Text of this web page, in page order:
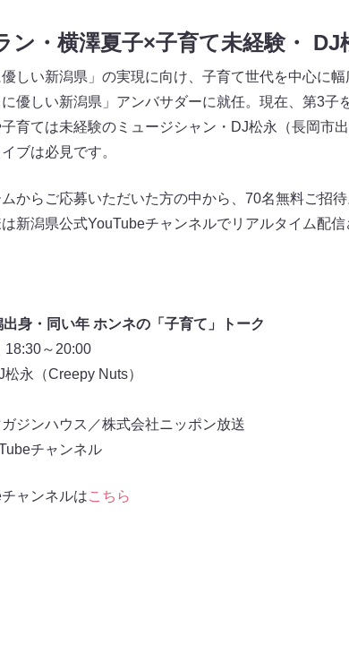
ン・横澤夏子×子育て未経験・ DJ
しい新潟県」の実現に向け、子育て世代を中心に
優しい新潟県」アンバサダーに就任。現在、第3子
育ては未経験のミュージシャン・DJ松永（長岡市
ブは必見です。
からご応募いただいた方の中から、70名無料ご招待
新潟県公式YouTubeチャンネルでリアルタイム配信
身・同い年 ホンネの「子育て」トーク
18:30～20:00
永（Creepy Nuts）
ジンハウス／株式会社ニッポン放送
チャンネル
ャンネルはこちら